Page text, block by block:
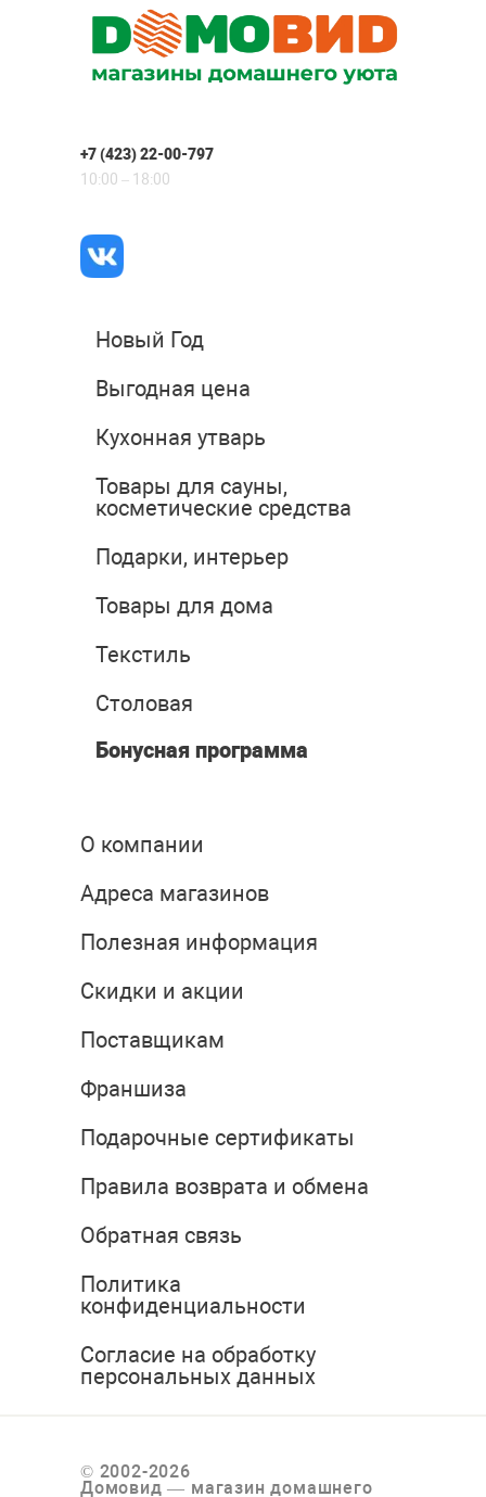
+7 (423) 22-00-797
10:00 – 18:00
Новый Год
Выгодная цена
Кухонная утварь
Товары для сауны,
косметические средства
Подарки, интерьер
Товары для дома
Текстиль
Столовая
Бонусная программа
О компании
Адреса магазинов
Полезная информация
Скидки и акции
Поставщикам
Франшиза
Подарочные сертификаты
Правила возврата и обмена
Обратная связь
Политика
конфиденциальности
Согласие на обработку
персональных данных
© 2002-2026
Домовид — магазин домашнего